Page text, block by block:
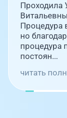
Проходила
Процедура
но
процедура
постоян...
читать